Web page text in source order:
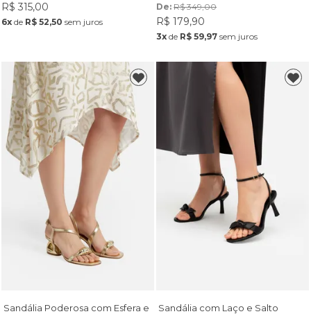
R$ 315,00
6xde R$ 52,50 sem juros
De: R$ 349,00
R$ 179,90
3x de R$ 59,97 sem juros
Sandália Poderosa com Esfera e
Sandália com Laço e Salto